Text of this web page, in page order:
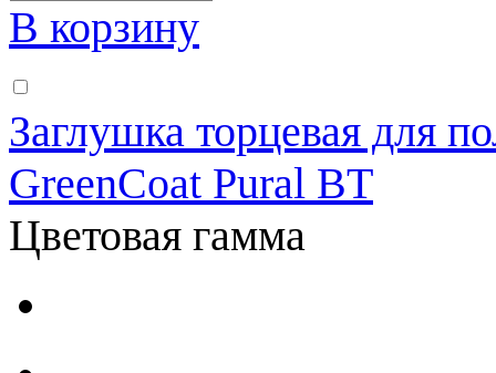
В корзину
Заглушка торцевая для
GreenCoat Pural BT
Цветовая гамма